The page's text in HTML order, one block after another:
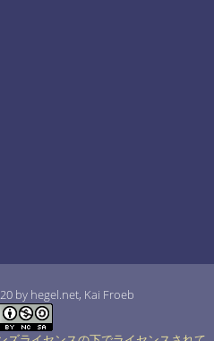
by hegel.net, Kai Froeb